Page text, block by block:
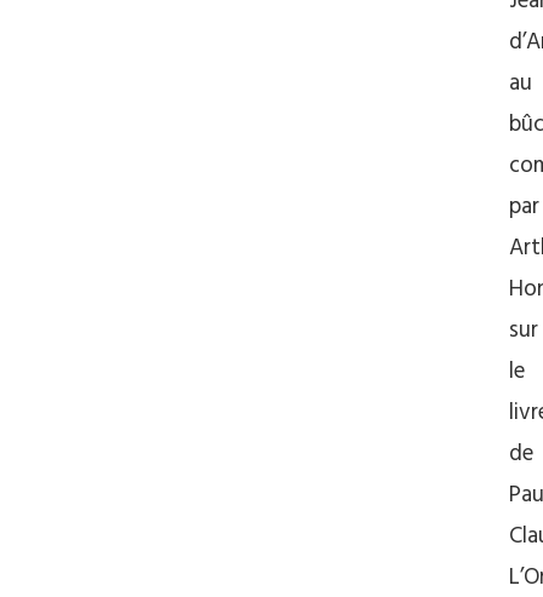
au
par
sur
le
de